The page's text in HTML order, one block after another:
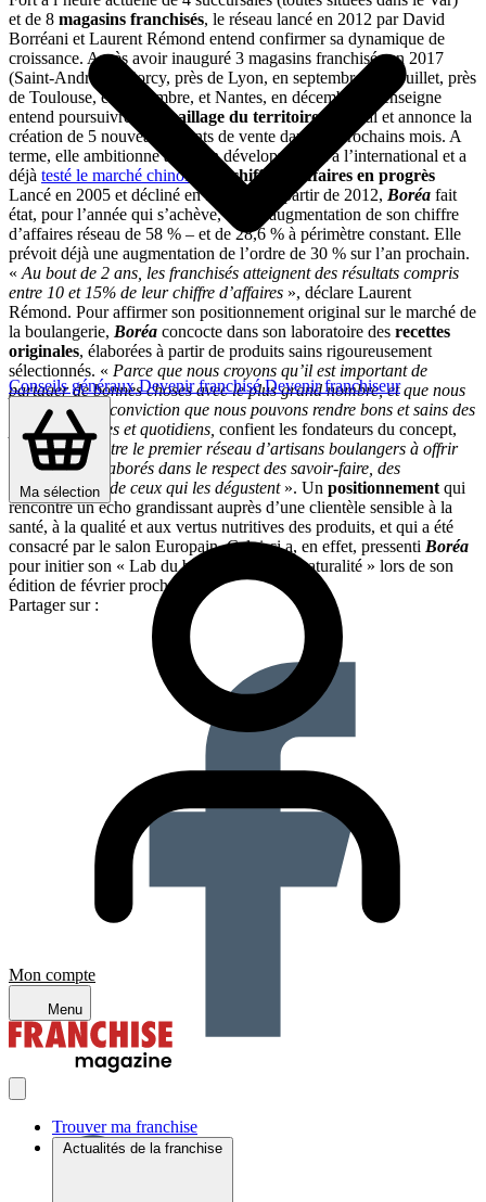
Conseils générauxDevenir franchiséDevenir franchiseur
Ma sélection
Mon compte
Menu
Trouver ma franchise
Actualités de la franchise
et de 8 magasins franchisés, le réseau lancé en 2012 par David
Borréani et Laurent Rémond entend confirmer sa dynamique de
croissance. Après avoir inauguré 3 magasins franchisés en 2017
(Saint-André-de-Corcy, près de Lyon, en septembre, Fenouillet, près
de Toulouse, en novembre, et Nantes, en décembre), l’enseigne
entend poursuivre son
maillage du territoirenational et annonce la
création de 5 nouveaux points de vente dans les prochains mois. A
terme, elle ambitionne aussi un développement à l’international et a
déjà testé le marché chinois
Un chiffre d’affaires en progrès
Lancé en 2005 et décliné en franchise à partir de 2012, Boréa fait
état, pour l’année qui s’achève, d’une augmentation de son chiffre
d’affaires réseau de 58 % – et de 28,6 % à périmètre constant. Elle
prévoit déjà une augmentation de l’ordre de 30 % sur l’an prochain.
« Au bout de 2 ans, les franchisés atteignent des résultats compris
entre 10 et 15% de leur chiffre d’affaires », déclare Laurent
Rémond. Pour affirmer son positionnement original sur le marché de
la boulangerie, Boréa concocte dans son laboratoire des recettes
originales, élaborées à partir de produits sains rigoureusement
sélectionnés. « Parce que nous croyons qu’il est important de
partager de bonnes choses avec le plus grand nombre, et que nous
avons l’intime conviction que nous pouvons rendre bons et sains des
produits simples et quotidiens, confient les fondateurs du concept,
nous voulons être le premier réseau d’artisans boulangers à offrir
des produits élaborés dans le respect des savoir-faire, des
ingrédients, et de ceux qui les dégustent». Un positionnement qui
rencontre un écho grandissant auprès d’une clientèle sensible à la
santé, à la qualité et aux vertus nutritives des produits, et qui a été
consacré par le salon Europain. Celui-ci a, en effet, pressenti Boréa
pour initier son « Lab du bien-être et de la naturalité » lors de son
édition de février prochain.
Partager sur :